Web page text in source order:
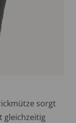
sorgt
gleichzeitig